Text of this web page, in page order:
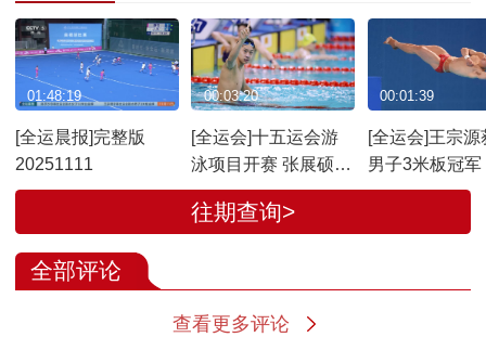
[全运晨报]完整版
20251111
01:48:19
[全运会]十五运会游
泳项目开赛 张展硕刷
新世界青年纪录
00:03:20
[全运会]王宗源
男子3米板冠军
00:01:39
往期查询>
全部评论
查看更多评论